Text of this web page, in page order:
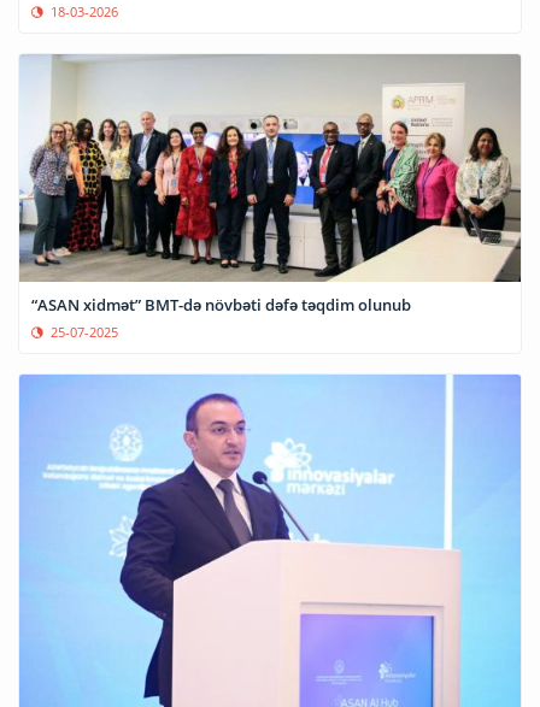
18-03-2026
“ASAN xidmət” BMT-də növbəti dəfə təqdim olunub
25-07-2025